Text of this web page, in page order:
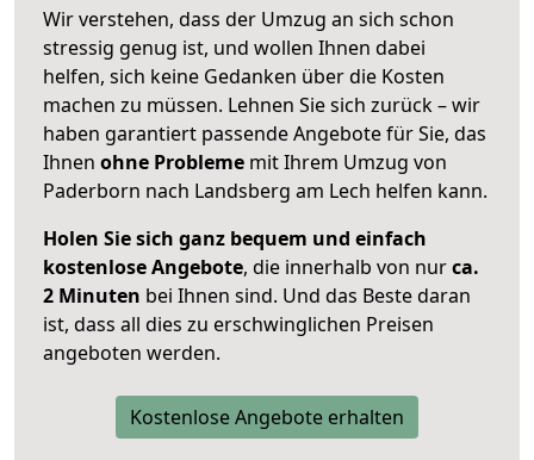
Wir verstehen, dass der Umzug an sich schon
stressig genug ist, und wollen Ihnen dabei
helfen, sich keine Gedanken über die Kosten
machen zu müssen. Lehnen Sie sich zurück – wir
haben garantiert passende Angebote für Sie, das
Ihnen ohne Probleme mit Ihrem Umzug von
Paderborn nach Landsberg am Lech helfen kann.
Holen Sie sich ganz bequem und einfach
kostenlose Angebote, die innerhalb von nurca.
2 Minuten bei Ihnen sind. Und das Beste daran
ist, dass all dies zu erschwinglichen Preisen
angeboten werden.
Kostenlose Angebote erhalten